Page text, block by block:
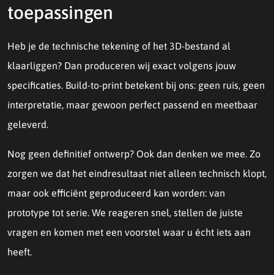
toepassingen
Heb je de technische tekening of het 3D-bestand al
klaarliggen? Dan produceren wij exact volgens jouw
specificaties. Build-to-print betekent bij ons: geen ruis, geen
interpretatie, maar gewoon perfect passend en meetbaar
geleverd.
Nog geen definitief ontwerp? Ook dan denken we mee. Zo
zorgen we dat het eindresultaat niet alleen technisch klopt,
maar ook efficiënt geproduceerd kan worden: van
prototype tot serie. We reageren snel, stellen de juiste
vragen en komen met een voorstel waar u écht iets aan
heeft.